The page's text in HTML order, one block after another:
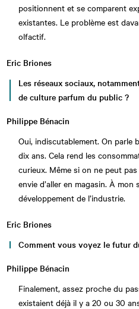
positionnent et se comparent
existantes. Le problème est
olfactif.
Eric Briones
Les réseaux sociaux,
de culture parfum du public ?
Philippe Bénacin
Oui, indiscutablement. On parle
dix ans. Cela rend les
curieux. Même si on ne peut
envie d’aller en magasin. À
développement de l’industrie.
Eric Briones
Comment vous voyez le futur
Philippe Bénacin
Finalement, assez proche du
existaient déjà il y a 20 ou 30